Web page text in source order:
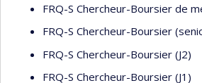
FRQ-S Chercheur-Boursier de
FRQ-S Chercheur-Boursier
FRQ-S Chercheur-Boursier (J2)
FRQ-S Chercheur-Boursier (J1)